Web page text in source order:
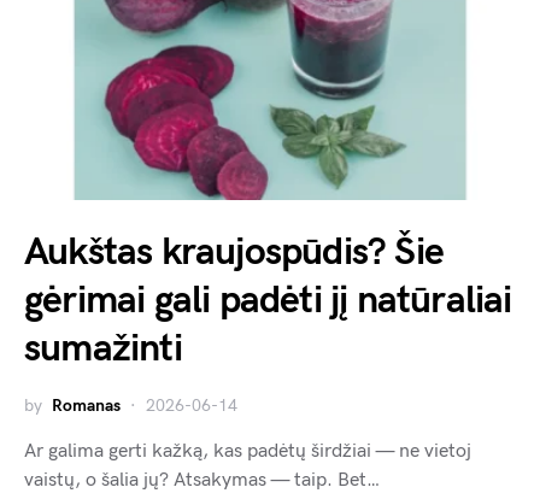
Aukštas kraujospūdis? Šie
gėrimai gali padėti jį natūraliai
sumažinti
by Romanas 2026-06-14
Ar galima gerti kažką, kas padėtų širdžiai — ne vietoj
vaistų, o šalia jų? Atsakymas — taip. Bet…